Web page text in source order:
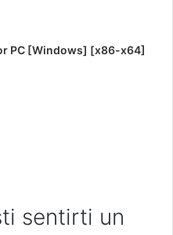
PC [Windows] [x86-x64]
sentirti un